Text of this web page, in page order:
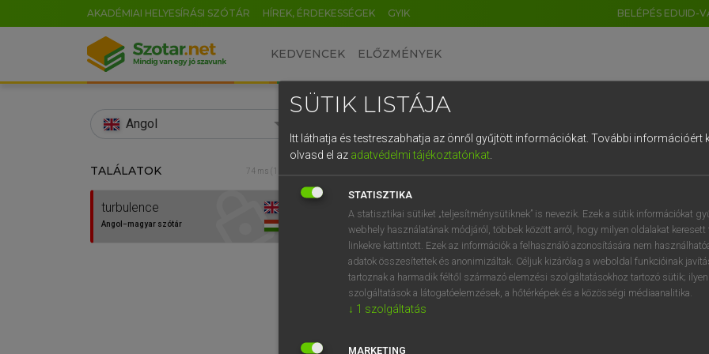
AKADÉMIAI HELYESÍRÁSI SZÓTÁR HÍREK, ÉRDEKESSÉGEK GYIK BELÉPÉS EDUID-
KEDVENCEK ELŐZMÉNYEK
Angol
TALÁLATOK 74 ms (1 db)
turbulence
Angol−magyar szótár
Angol−magyar szótár
VAN ELŐFIZETÉSED?
megtekintéséhez.
SÜTIK LISTÁJA
Itt láthatja és testreszabhatja az önről gyűjtött információkat. További információért
olvasd el az adatvédelmi tájékoztatónkat.
STATISZTIKA
A statisztikai sütiket „teljesítménysütiknek” is nevezik. Ezek a sütik információkat
webhely használatának módjáról, többek között arról, hogy milyen oldalakat keresett
linkekre kattintott. Ezek az információk a felhasználó azonosítására nem
adatok összesítettek és anonimizáltak. Céljuk kizárólag a weboldal funkcióinak
tartoznak a harmadik féltől származó elemzési szolgáltatásokhoz tartozó sütik;
szolgáltatások a látogatóelemzések, a hőtérképek és a közösségi médiaanalitika.
↓ 1 szolgáltatás
MARKETING
EN HU DE CN FR ES IT NL
0 1 2 3 4 5 6 7 8 9
q w e r t z u i
a s d f g h j k l é
í y x c v b n m , .